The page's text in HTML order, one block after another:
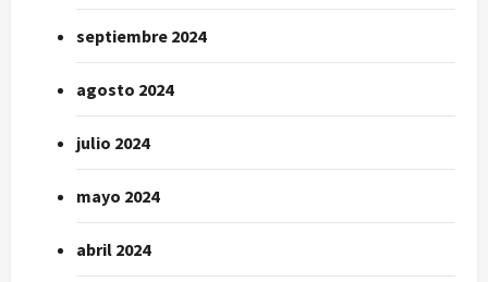
septiembre 2024
agosto 2024
julio 2024
mayo 2024
abril 2024